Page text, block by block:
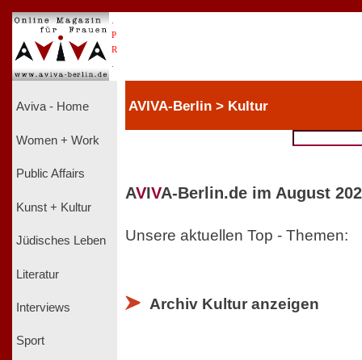
P
R
Aviva - Home
Women + Work
Public Affairs
Kunst + Kultur
Jüdisches Leben
Literatur
Interviews
Sport
AVIVA-Berlin > Kultur
AVIVA-Berlin.de im August
Unsere aktuellen Top - Themen:
Archiv Kultur anzeigen